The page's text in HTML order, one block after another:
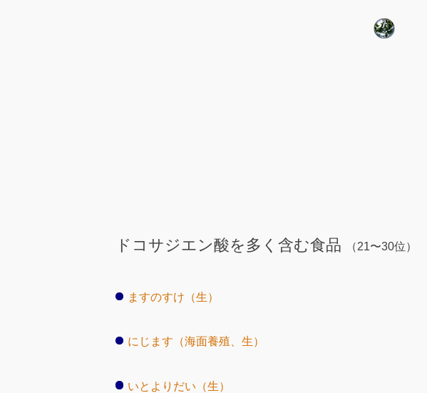
ドコサジエン酸を多く含む食品 （21〜30位）
ますのすけ（生）
にじます（海面養殖、生）
いとよりだい（生）